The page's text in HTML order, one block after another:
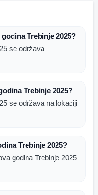
Trebinje 2025?
se održava
Trebinje 2025?
se održava na lokaciji
Trebinje 2025?
godina Trebinje 2025